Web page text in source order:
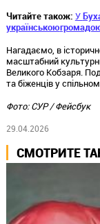
Читайте також: У
українською
Нагадаємо, в
масштабний
Великого Кобзаря.
та біженців у
Фото: СУР / Фейсбук
29.04.2026
СМОТРИТЕ